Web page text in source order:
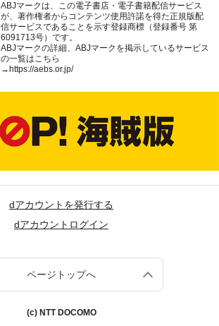
ABJマークは、この電子書店・電子書籍配信サービス
が、著作権者からコンテンツ使用許諾を得た正規版配
信サービスであることを示す登録商標（登録番号 第
6091713号）です。
ABJマークの詳細、ABJマークを掲示しているサービス
の一覧はこちら
→ https://aebs.or.jp/
dアカウントを発行する
dアカウントログイン
ページトップへ
(c) NTT DOCOMO